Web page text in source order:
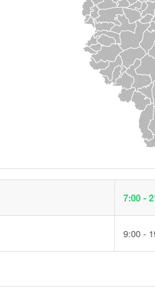
7:00 -
9:00 -